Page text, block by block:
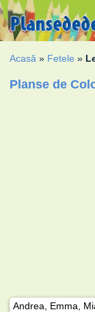
Acasă » Fetele »
Planse de